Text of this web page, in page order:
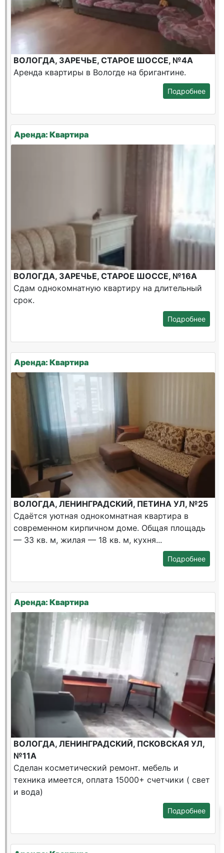
ВОЛОГДА, ЗАРЕЧЬЕ, СТАРОЕ ШОССЕ, №4А
Аренда квартиры в Вологде на бригантине.
Подробнее
Аренда: Квартира
ВОЛОГДА, ЗАРЕЧЬЕ, СТАРОЕ ШОССЕ, №16А
Сдам однокомнатную квартиру на длительный
срок.
Подробнее
Аренда: Квартира
ВОЛОГДА, ЛЕНИНГРАДСКИЙ, ПЕТИНА УЛ, №25
Сдаётся уютная однокомнатная квартира в
современном кирпичном доме. Общая площадь
— 33 кв. м, жилая — 18 кв. м, кухня...
Подробнее
Аренда: Квартира
ВОЛОГДА, ЛЕНИНГРАДСКИЙ, ПСКОВСКАЯ УЛ,
№11А
Сделан косметический ремонт. мебель и
техника имеется, оплата 15000+ счетчики ( свет
и вода)
Подробнее